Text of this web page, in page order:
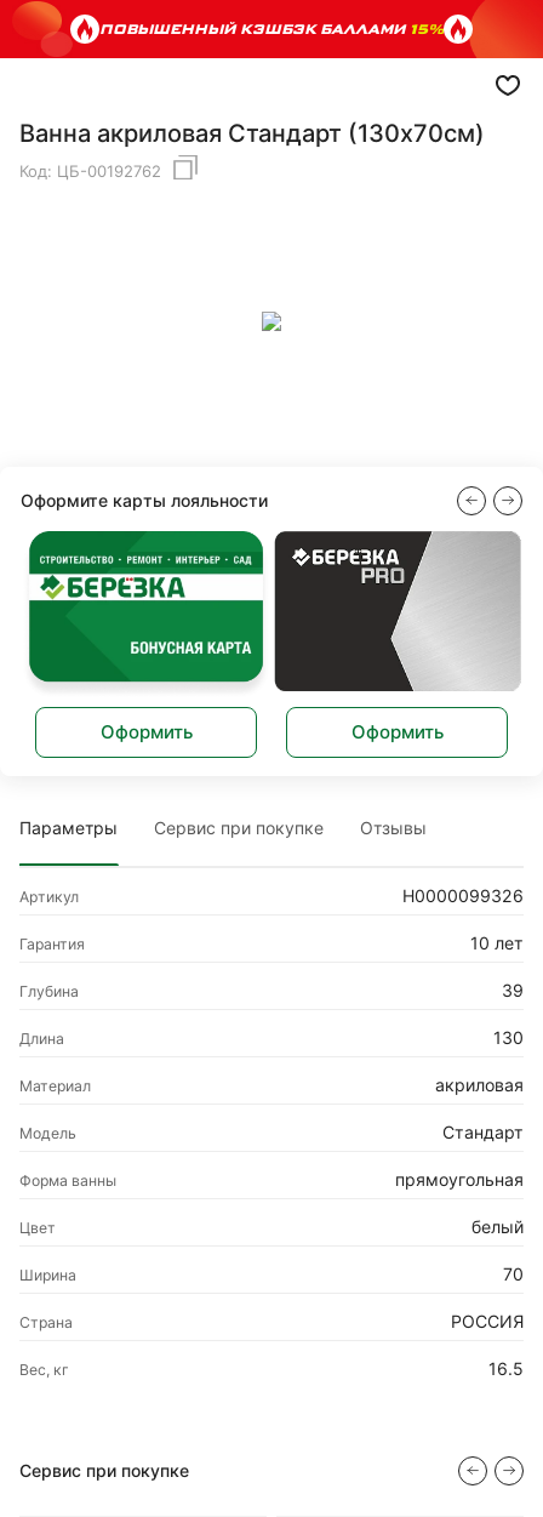
ПОВЫШЕННЫЙ КЭШБЭК БАЛЛАМИ15%
Ванна акриловая Стандарт (130х70см)
Код: ЦБ-00192762
Оформите карты лояльности
Оформить Оформить
Параметры Сервис при покупке Отзывы
Артикул Н0000099326
Гарантия 10 лет
Глубина 39
Длина 130
Материал акриловая
Модель Стандарт
Форма ванны прямоугольная
Цвет белый
Ширина 70
Страна РОССИЯ
Вес, кг 16.5
Сервис при покупке